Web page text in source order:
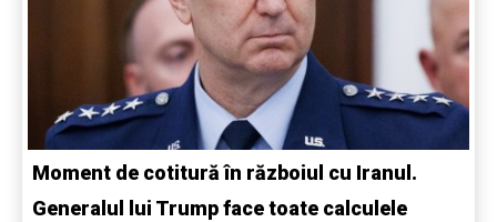
Moment de cotitură în războiul cu Iranul.
Generalul lui Trump face toate calculele